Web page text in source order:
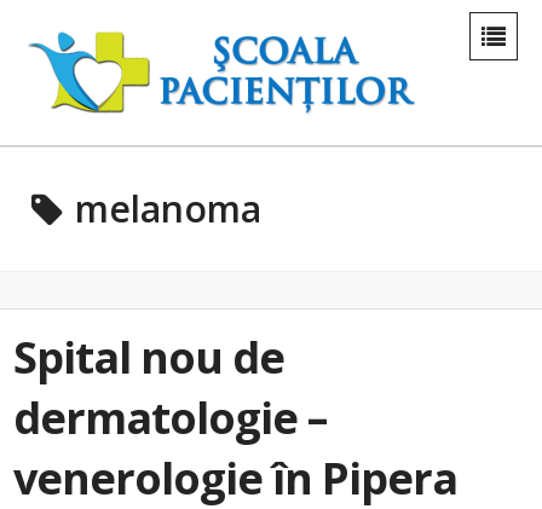
melanoma
Spital nou de
dermatologie –
venerologie în Pipera